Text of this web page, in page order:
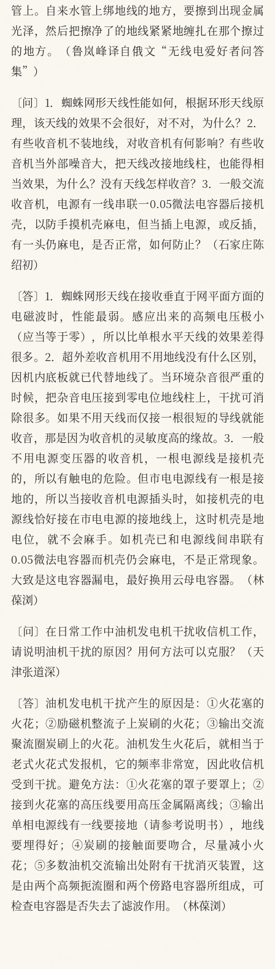
管上。自来水管上绑地线的地方，要擦到出现金属
光泽，然后把擦净了的地线紧紧地缠扎在那个擦过
的地方。（鲁岚峰译自俄文“无线电爱好者问答
集”）
〔问〕1．蜘蛛网形天线性能如何，根据环形天线原
理，该天线的效果不会很好，对不对，为什么？2．
有些收音机不装地线，对收音机有何影响？有些收
音机当外部噪音大，把天线改接地线柱，也能得相
当效果，为什么？没有天线怎样收音？3．一般交流
收音机，电源有一线串联一0.05微法电容器后接机
壳，以防手摸机壳麻电，但当插上电源，或反插，
有一头仍麻电，是否正常，如何防止？（石家庄陈
绍初）
〔答〕1．蜘蛛网形天线在接收垂直于网平面方面的
电磁波时，性能最弱。感应出来的高频电压极小
（应当等于零），所以比单根水平天线的效果差得
很多。2．超外差收音机用不用地线没有什么区别，
因机内底板就已代替地线了。当环境杂音很严重的
时候，把杂音电压接到零电位地线柱上，干扰可消
除很多。如果不用天线而仅接一根很短的导线就能
收音，那是因为收音机的灵敏度高的缘故。3．一般
不用电源变压器的收音机，一根电源线是接机壳
的，所以有触电的危险。但市电电源线有一根是接
地的，所以当接收音机电源插头时，如接机壳的电
源线恰好接在市电电源的接地线上，这时机壳是地
电位，就不会麻手。如机壳已和电源线间串联有
0.05微法电容器而机壳仍会麻电，不是正常现象。
大致是这电容器漏电，最好换用云母电容器。（林
葆浏）
〔问〕在日常工作中油机发电机干扰收信机工作，
请说明油机干扰的原因？用何方法可以克服？（天
津张道深）
〔答〕油机发电机干扰产生的原因是：①火花塞的
火花；②励磁机整流子上炭刷的火花；③输出交流
聚流圈炭刷上的火花。油机发生火花后，就相当于
老式火花式发报机，它的频率非常宽，因此收信机
受到干扰。避免方法：①火花塞的罩子要罩上；②
接到火花塞的高压线要用高压金属隔离线；③输出
单相电源线有一线要接地（请参考说明书），地线
要埋得好；④炭刷的接触面要吻合，尽量减小火
花；⑤多数油机交流输出处附有干扰消灭装置，这
是由两个高频扼流圈和两个傍路电容器所组成，可
检查电容器是否失去了滤波作用。（林葆浏）